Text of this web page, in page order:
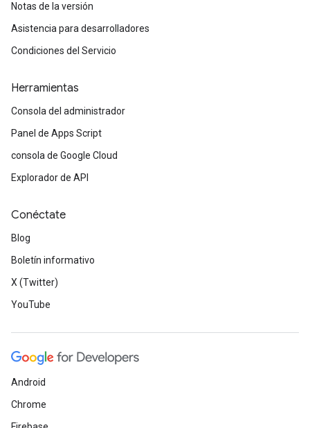
Notas de la versión
Asistencia para desarrolladores
Condiciones del Servicio
Herramientas
Consola del administrador
Panel de Apps Script
consola de Google Cloud
Explorador de API
Conéctate
Blog
Boletín informativo
X (Twitter)
YouTube
Android
Chrome